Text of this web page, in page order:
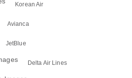
Korean Air
Avianca
JetBlue
Delta Air Lines